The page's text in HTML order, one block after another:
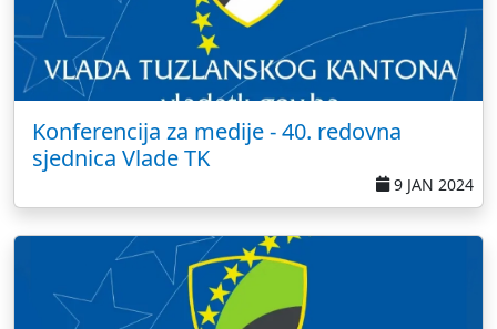
Konferencija za medije - 40. redovna
sjednica Vlade TK
9 JAN 2024